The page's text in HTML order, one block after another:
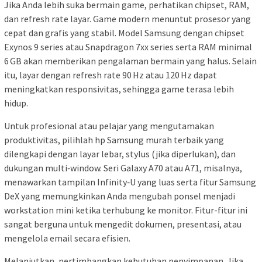
Jika Anda lebih suka bermain game, perhatikan chipset, RAM,
dan refresh rate layar. Game modern menuntut prosesor yang
cepat dan grafis yang stabil. Model Samsung dengan chipset
Exynos 9 series atau Snapdragon 7xx series serta RAM minimal
6 GB akan memberikan pengalaman bermain yang halus. Selain
itu, layar dengan refresh rate 90 Hz atau 120 Hz dapat
meningkatkan responsivitas, sehingga game terasa lebih
hidup.
Untuk profesional atau pelajar yang mengutamakan
produktivitas, pilihlah hp Samsung murah terbaik yang
dilengkapi dengan layar lebar, stylus (jika diperlukan), dan
dukungan multi‑window. Seri Galaxy A70 atau A71, misalnya,
menawarkan tampilan Infinity‑U yang luas serta fitur Samsung
DeX yang memungkinkan Anda mengubah ponsel menjadi
workstation mini ketika terhubung ke monitor. Fitur-fitur ini
sangat berguna untuk mengedit dokumen, presentasi, atau
mengelola email secara efisien.